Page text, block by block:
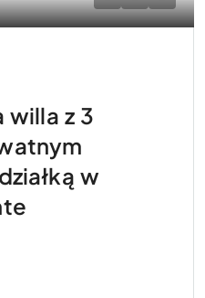
willa z 3
w